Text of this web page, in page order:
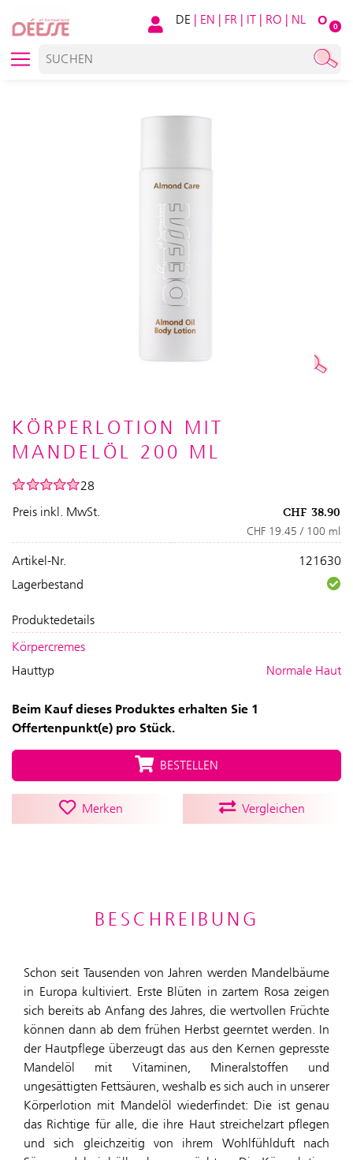
O 0
DE | EN | FR | IT | RO | NL
KÖRPERLOTION MIT
MANDELÖL 200 ML
28
Preis inkl. MwSt.
CHF 38.90
CHF 19.45 / 100 ml
Artikel-Nr.
121630
Lagerbestand
Produktedetails
Körpercremes
Hauttyp
Normale Haut
Beim Kauf dieses Produktes erhalten Sie 1
Offertenpunkt(e) pro Stück.
BESTELLEN
Merken Vergleichen
BESCHREIBUNG
Schon seit Tausenden von Jahren werden Mandelbäume
in Europa kultiviert. Erste Blüten in zartem Rosa zeigen
sich bereits ab Anfang des Jahres, die wertvollen Früchte
können dann ab dem frühen Herbst geerntet werden. In
der Hautpflege überzeugt das aus den Kernen gepresste
Mandelöl mit Vitaminen, Mineralstoffen und
ungesättigten Fettsäuren, weshalb es sich auch in unserer
Körperlotion mit Mandelöl wiederfindet: Die ist genau
das Richtige für alle, die ihre Haut streichelzart pflegen
und sich gleichzeitig von ihrem Wohlfühlduft nach